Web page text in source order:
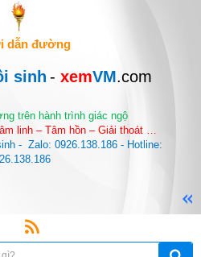
dẫn đường
sinh - xemVM.com
trên hành trình giác ngộ
linh – Tâm hồn – Giải thoát …
-  Zalo: 0926.138.186 - Hotline: